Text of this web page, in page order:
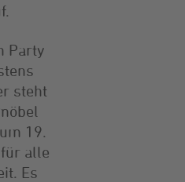
Party
steht
19.
alle
Es